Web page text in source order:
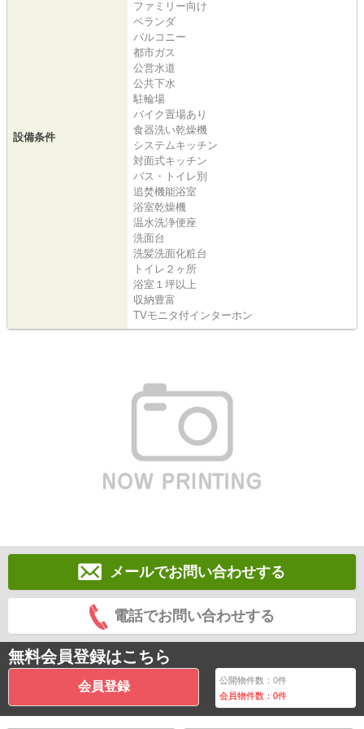
設備条件
ファミリー向け
ベランダ
バルコニー
都市ガス
公営水道
公共下水
駐輪場
バイク置場あり
食器洗い乾燥機
システムキッチン
対面式キッチン
バス・トイレ別
追焚機能浴室
浴室乾燥機
温水洗浄便座
洗面台
洗髪洗面化粧台
トイレ２ヶ所
浴室１坪以上
収納豊富
TVモニタ付インターホン
メールでお問い合わせする
電話でお問い合わせする
無料会員登録はこちら
会員登録 公開物件数：0件
会員物件数：0件